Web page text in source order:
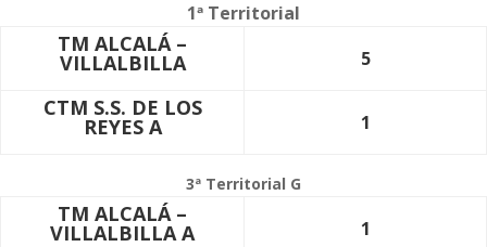
1ª Territorial
TM ALCALÁ –
VILLALBILLA 5
CTM S.S. DE LOS
REYES A 1
3ª Territorial G
TM ALCALÁ –
VILLALBILLA A 1